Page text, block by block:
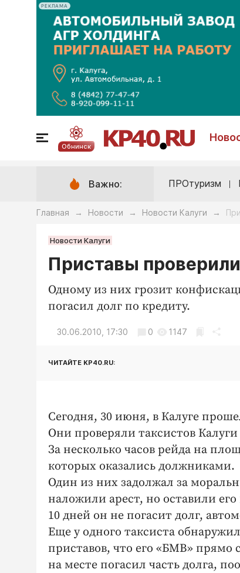
РЕКЛАМА
Обнинск
Важно: ПРОтуризм
Главная → Новости → Новости Калуги →
Новости Калуги
Приставы
Одному из них грозит
погасил долг по кредиту.
30.06.2010, 17:30 0 1147
ЧИТАЙТЕ KP40.RU:
Сегодня, 30 июня, в Калуге
Они проверяли таксистов
За несколько часов рейда на
которых оказались должниками.
Один из них задолжал за
наложили арест, но оставили
10 дней он не погасит долг,
Еще у одного таксиста
приставов, что его «БМВ» прямо
на месте погасил часть долга,